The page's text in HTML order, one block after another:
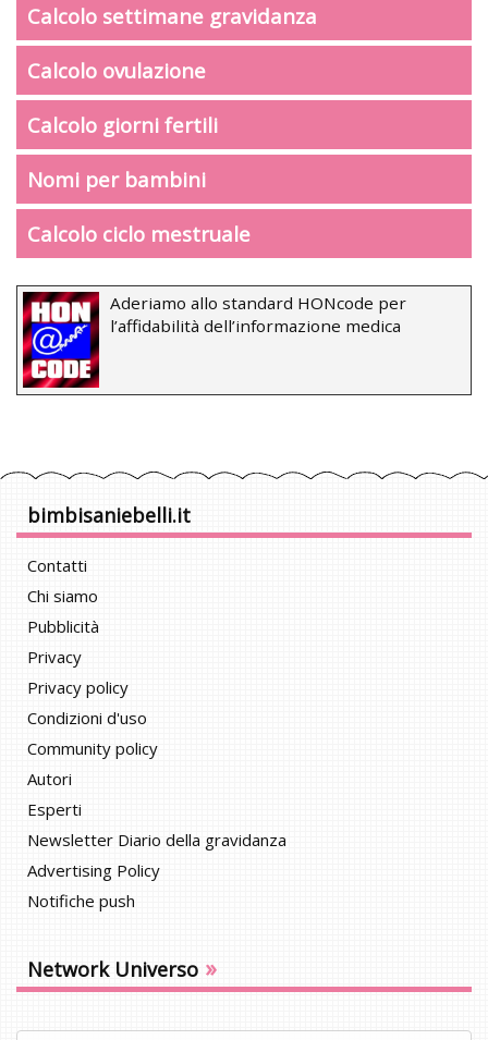
Calcolo settimane gravidanza
Calcolo ovulazione
Calcolo giorni fertili
Nomi per bambini
Calcolo ciclo mestruale
Aderiamo allo standard HONcode per
l’affidabilità dell’informazione medica
bimbisaniebelli.it
Contatti
Chi siamo
Pubblicità
Privacy
Privacy policy
Condizioni d'uso
Community policy
Autori
Esperti
Newsletter Diario della gravidanza
Advertising Policy
Notifiche push
Network Universo »